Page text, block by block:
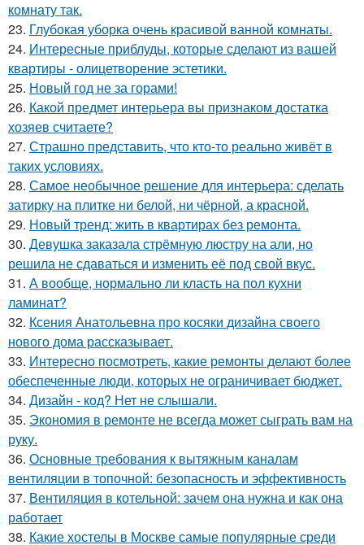
комнату так.
23. Глубокая уборка очень красивой ванной комнаты.
24. Интересные приблуды, которые сделают из вашей
квартиры - олицетворение эстетики.
25. Новый год не за горами!
26. Какой предмет интерьера вы признаком достатка
хозяев считаете?
27. Страшно представить, что кто-то реально живёт в
таких условиях.
28. Самое необычное решение для интерьера: сделать
затирку на плитке ни белой, ни чёрной, а красной.
29. Новый тренд: жить в квартирах без ремонта.
30. Девушка заказала стрёмную люстру на али, но
решила не сдаваться и изменить её под свой вкус.
31. А вообще, нормально ли класть на пол кухни
ламинат?
32. Ксения Анатольевна про косяки дизайна своего
нового дома рассказывает.
33. Интересно посмотреть, какие ремонты делают более
обеспеченные люди, которых не ограничивает бюджет.
34. Дизайн - код? Нет не слышали.
35. Экономия в ремонте не всегда может сыграть вам на
руку.
36. Основные требования к вытяжным каналам
вентиляции в топочной: безопасность и эффективность
37. Вентиляция в котельной: зачем она нужна и как она
работает
38. Какие хостелы в Москве самые популярные среди